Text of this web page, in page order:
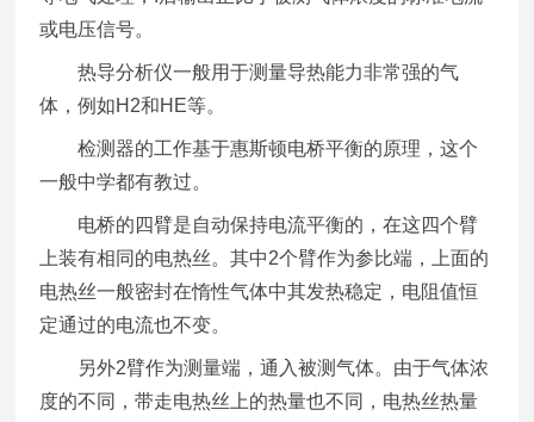
或电压信号。
热导分析仪一般用于测量导热能力非常强的气
体，例如H2和HE等。
检测器的工作基于惠斯顿电桥平衡的原理，这个
一般中学都有教过。
电桥的四臂是自动保持电流平衡的，在这四个臂
上装有相同的电热丝。其中2个臂作为参比端，上面的
电热丝一般密封在惰性气体中其发热稳定，电阻值恒
定通过的电流也不变。
另外2臂作为测量端，通入被测气体。由于气体浓
度的不同，带走电热丝上的热量也不同，电热丝热量